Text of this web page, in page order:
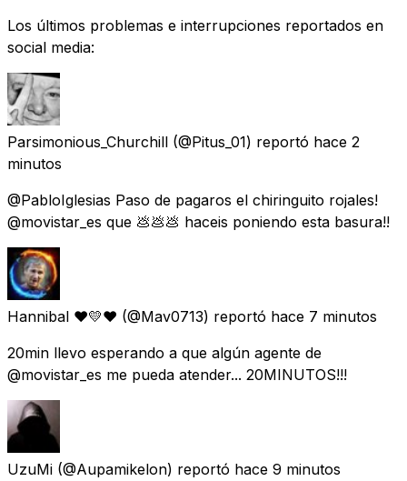
Los últimos problemas e interrupciones reportados en
social media:
Parsimonious_Churchill (@Pitus_01) reportó hace 2
minutos
@PabloIglesias Paso de pagaros el chiringuito rojales!
@movistar_es que 💩💩💩 haceis poniendo esta basura!!
Hannibal ❤💛❤ (@Mav0713) reportó hace 7 minutos
20min llevo esperando a que algún agente de
@movistar_es me pueda atender... 20MINUTOS!!!
UzuMi (@Aupamikelon) reportó hace 9 minutos